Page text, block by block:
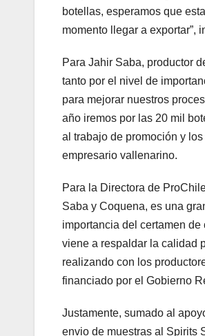
botellas, esperamos que
momento llegar a exportar”,
Para Jahir Saba, productor
tanto por el nivel de
para mejorar nuestros
año iremos por las 20 mil
al trabajo de promoción y
empresario vallenarino.
Para la Directora de
Saba y Coquena, es una
importancia del certamen
viene a respaldar la calidad
realizando con los
financiado por el Gobierno
Justamente, sumado al
envio de muestras al Spirits